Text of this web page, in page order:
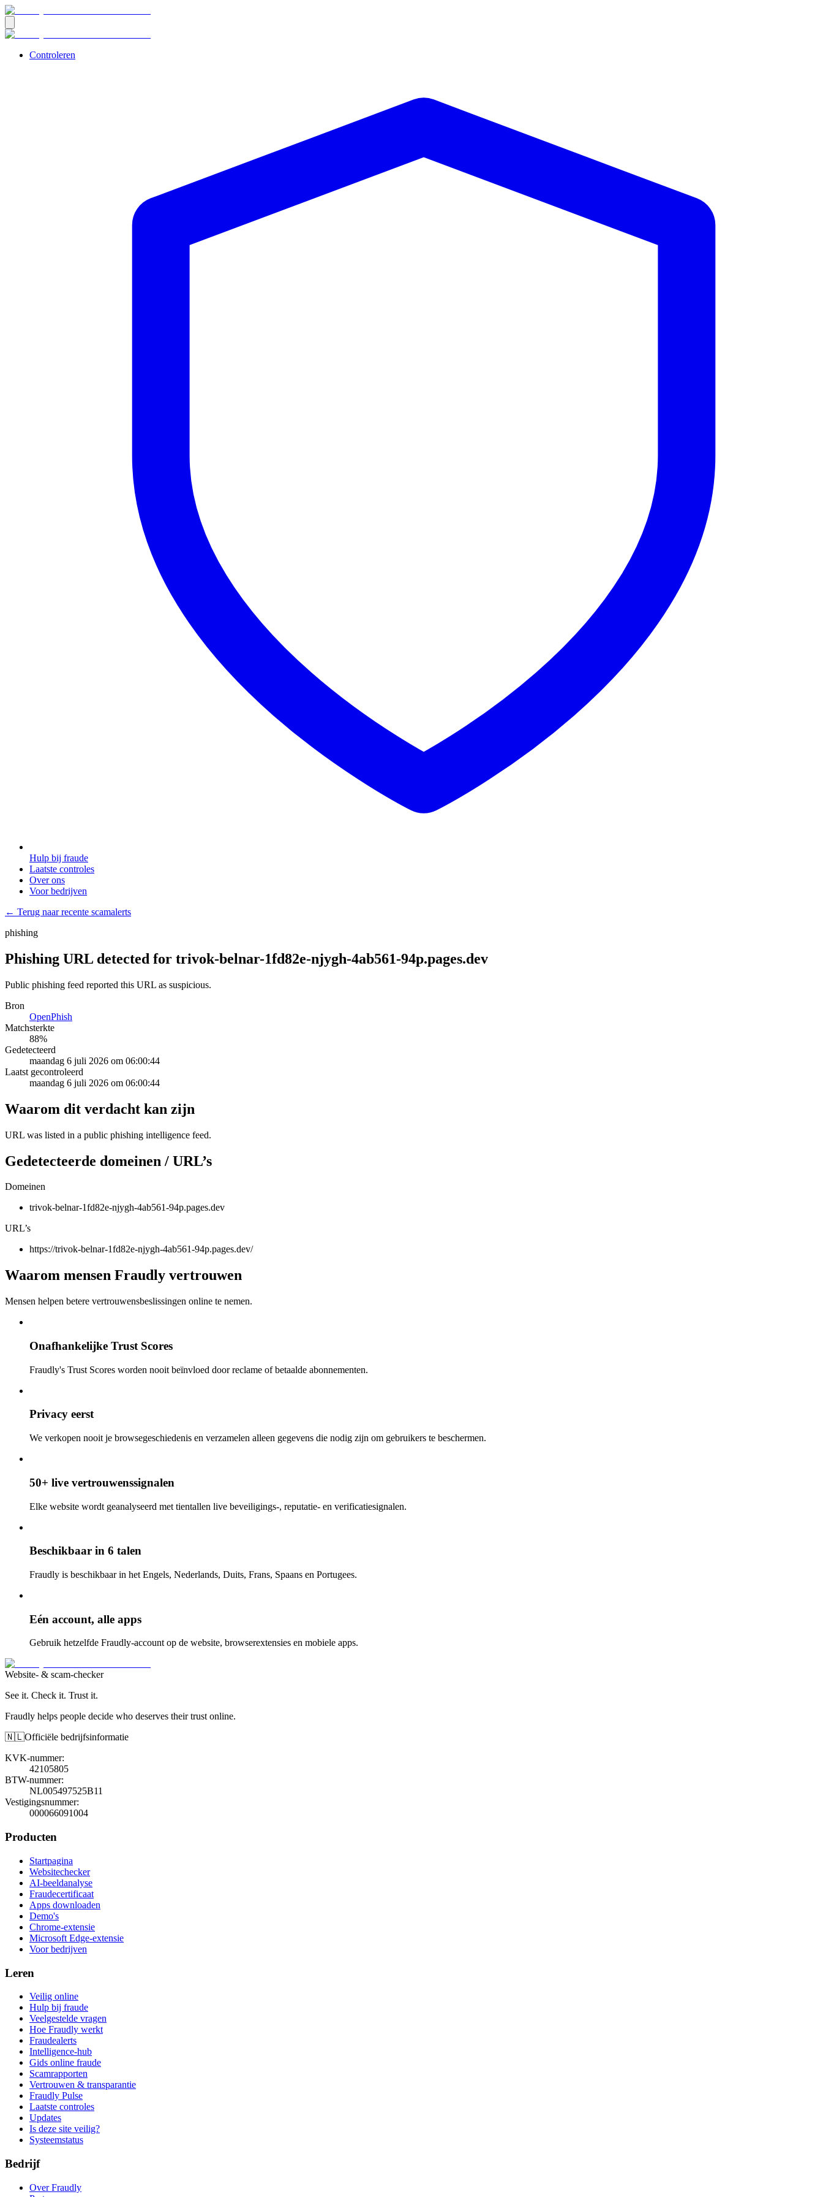
Controleren
Hulp bij fraude
Laatste controles
Over ons
Voor bedrijven
← Terug naar recente scamalerts
phishing
Phishing URL detected for trivok-belnar-1fd82e-njygh-4ab561-94p.pages.dev
Public phishing feed reported this URL as suspicious.
Bron
OpenPhish
Matchsterkte
88%
Gedetecteerd
maandag 6 juli 2026 om 06:00:44
Laatst gecontroleerd
maandag 6 juli 2026 om 06:00:44
Waarom dit verdacht kan zijn
URL was listed in a public phishing intelligence feed.
Gedetecteerde domeinen / URL’s
Domeinen
trivok-belnar-1fd82e-njygh-4ab561-94p.pages.dev
URL’s
https://trivok-belnar-1fd82e-njygh-4ab561-94p.pages.dev/
Waarom mensen Fraudly vertrouwen
Mensen helpen betere vertrouwensbeslissingen online te nemen.
Onafhankelijke Trust Scores
Fraudly's Trust Scores worden nooit beïnvloed door reclame of betaalde abonnementen.
Privacy eerst
We verkopen nooit je browsegeschiedenis en verzamelen alleen gegevens die nodig zijn om gebruikers te beschermen.
50+ live vertrouwenssignalen
Elke website wordt geanalyseerd met tientallen live beveiligings-, reputatie- en verificatiesignalen.
Beschikbaar in 6 talen
Fraudly is beschikbaar in het Engels, Nederlands, Duits, Frans, Spaans en Portugees.
Eén account, alle apps
Gebruik hetzelfde Fraudly-account op de website, browserextensies en mobiele apps.
Website- & scam-checker
See it. Check it. Trust it.
Fraudly helps people decide who deserves their trust online.
🇳🇱Officiële bedrijfsinformatie
KVK-nummer:
42105805
BTW-nummer:
NL005497525B11
Vestigingsnummer:
000066091004
Producten
Startpagina
Websitechecker
AI-beeldanalyse
Fraudecertificaat
Apps downloaden
Demo's
Chrome-extensie
Microsoft Edge-extensie
Voor bedrijven
Leren
Veilig online
Hulp bij fraude
Veelgestelde vragen
Hoe Fraudly werkt
Fraudealerts
Intelligence-hub
Gids online fraude
Scamrapporten
Vertrouwen & transparantie
Fraudly Pulse
Laatste controles
Updates
Is deze site veilig?
Systeemstatus
Bedrijf
Over Fraudly